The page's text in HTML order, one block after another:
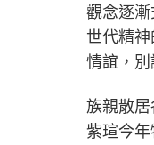
觀念逐
世代精
情誼，
族親散
紫瑄今